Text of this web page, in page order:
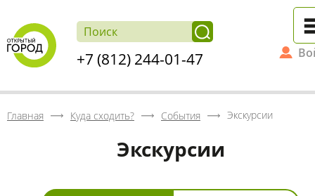
+7 (812) 244-01-47
Главная Куда сходить? События Экскурсии
Экскурсии